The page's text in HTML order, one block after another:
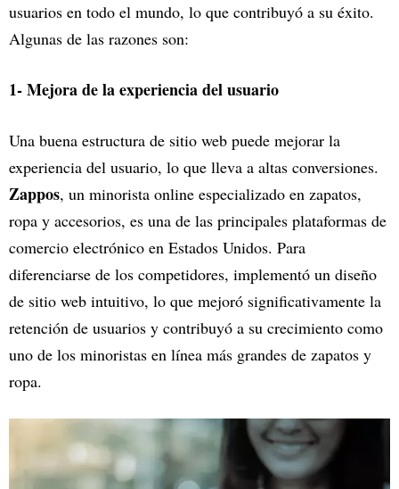
usuarios en todo el mundo, lo que contribuyó a su éxito.
Algunas de las razones son:
1- Mejora de la experiencia del usuario
Una buena estructura de sitio web puede mejorar la
experiencia del usuario, lo que lleva a altas conversiones.
Zappos, un minorista online especializado en zapatos,
ropa y accesorios, es una de las principales plataformas de
comercio electrónico en Estados Unidos. Para
diferenciarse de los competidores, implementó un diseño
de sitio web intuitivo, lo que mejoró significativamente la
retención de usuarios y contribuyó a su crecimiento como
uno de los minoristas en línea más grandes de zapatos y
ropa.